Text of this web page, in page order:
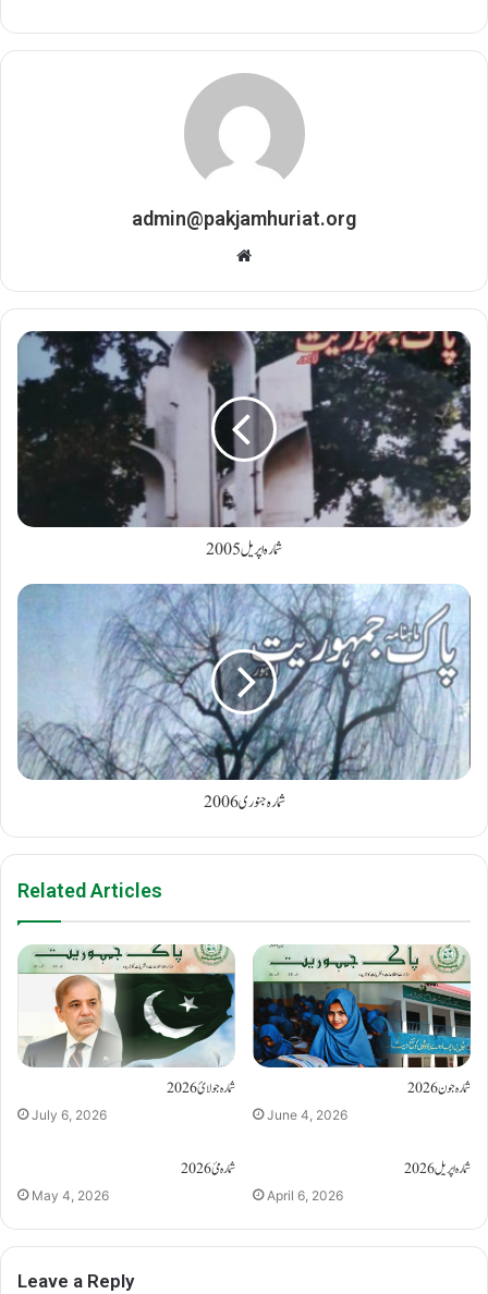
admin@pakjamhuriat.org
Website
شمارہ اپریل2005
شمارہ جنوری 2006
Related Articles
شمارہ جولائ 2026
July 6, 2026
شمارہ جون 2026
June 4, 2026
شمارہ مئ 2026
May 4, 2026
شمارہ اپریل 2026
April 6, 2026
Leave a Reply